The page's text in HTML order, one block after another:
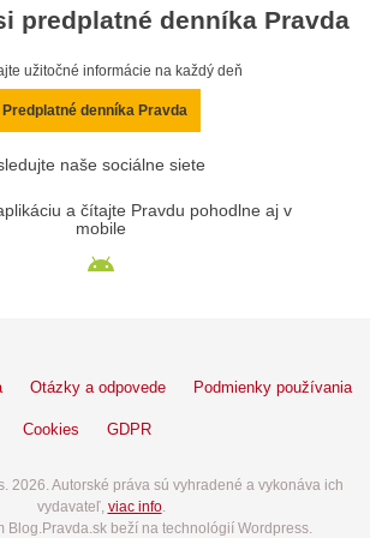
predplatné denníka Pravda
užitočné informácie na každý deň
Predplatné denníka Pravda
naše sociálne siete
a čítajte Pravdu pohodlne aj v
mobile
Otázky a odpovede Podmienky používania
Cookies GDPR
2026. Autorské práva sú vyhradené a vykonáva ich
vydavateľ, viac info.
Blog.Pravda.sk beží na technológií Wordpress.